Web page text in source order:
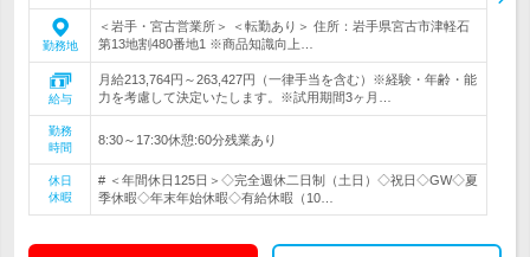
勤務地
＜岩手・宮古営業所＞ ＜転勤あり＞ 住所：岩手県宮古市津軽石
第13地割480番地1 ※商品知識向上…
給与
月給213,764円～263,427円（一律手当を含む）※経験・年齢・能
力を考慮して決定いたします。※試用期間3ヶ月…
勤務
時間
8:30～17:30休憩:60分残業あり
休日
休暇
# ＜年間休日125日＞◇完全週休二日制（土日）◇祝日◇GW◇夏
季休暇◇年末年始休暇◇有給休暇（10…